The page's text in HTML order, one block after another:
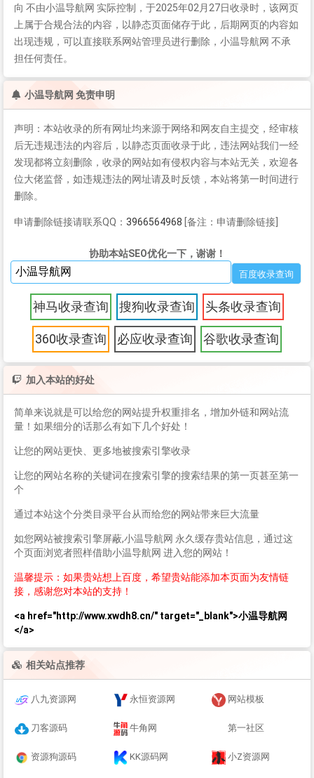
向 不由小温导航网 实际控制，于2025年02月27日收录时，该网页
上属于合规合法的内容，以静态页面储存于此，后期网页的内容如
出现违规，可以直接联系网站管理员进行删除，小温导航网 不承
担任何责任。
小温导航网 免责申明
声明：本站收录的所有网址均来源于网络和网友自主提交，经审核
后无违规违法的内容后，以静态页面收录于此，违法网站我们一经
发现都将立刻删除，收录的网站如有侵权内容与本站无关，欢迎各
位大佬监督，如违规违法的网址请及时反馈，本站将第一时间进行
删除。
申请删除链接请联系QQ： 3966564968 [备注：申请删除链接]
协助本站SEO优化一下，谢谢！
神马收录查询 搜狗收录查询 头条收录查询
360收录查询 必应收录查询 谷歌收录查询
加入本站的好处
简单来说就是可以给您的网站提升权重排名，增加外链和网站流
量！如果细分的话那么有如下几个好处！
让您的网站更快、更多地被搜索引擎收录
让您的网站名称的关键词在搜索引擎的搜索结果的第一页甚至第一
个
通过本站这个分类目录平台从而给您的网站带来巨大流量
如您网站被搜索引擎屏蔽,小温导航网 永久缓存贵站信息，通过这
个页面浏览者照样借助小温导航网 进入您的网站！
温馨提示：如果贵站想上百度，希望贵站能添加本页面为友情链
接，感谢您对本站的支持！
<a href="http://www.xwdh8.cn/" target="_blank">小温导航网
</a>
相关站点推荐
八九资源网 永恒资源网 网站模板
刀客源码 牛角网 第一社区
资源狗源码 KK源码网 小Z资源网